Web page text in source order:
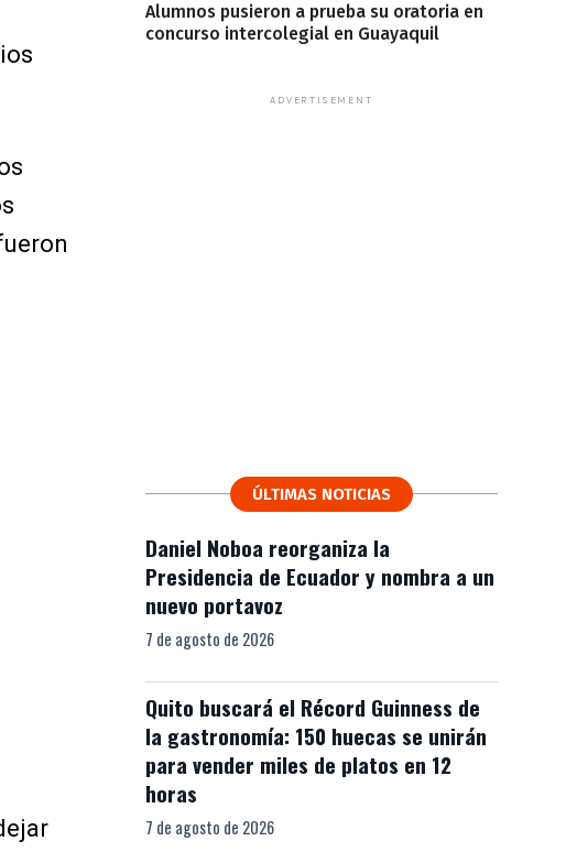
Alumnos pusieron a prueba su oratoria en
concurso intercolegial en Guayaquil
ADVERTISEMENT
ÚLTIMAS NOTICIAS
Daniel Noboa reorganiza la
Presidencia de Ecuador y nombra a un
nuevo portavoz
7 de agosto de 2026
Quito buscará el Récord Guinness de
la gastronomía: 150 huecas se unirán
para vender miles de platos en 12
horas
7 de agosto de 2026